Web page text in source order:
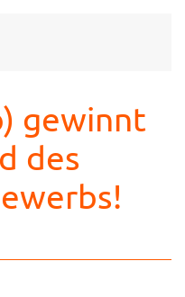
gewinnt
des